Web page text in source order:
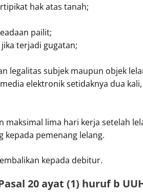
hak atas tanah;
pailit;
terjadi gugatan;
legalitas subjek maupun objek
elektronik setidaknya dua
maksimal lima hari kerja setelah
kepada pemenang lelang.
kepada debitur.
20 ayat (1) huruf b